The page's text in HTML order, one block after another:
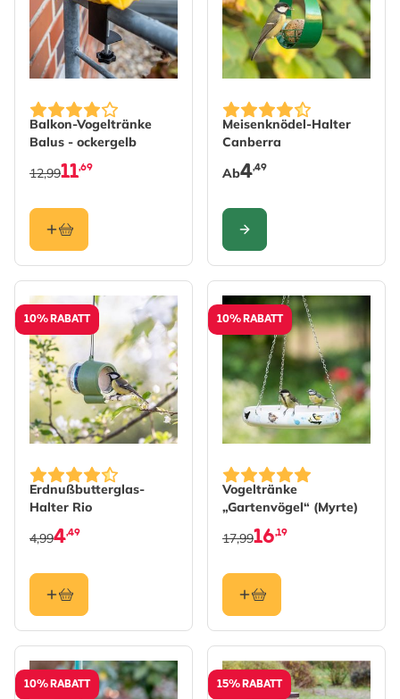
Balkon-Vogeltränke
Balus - ockergelb
11,69
12,99
Meisenknödel-Halter
Canberra
The price depends on the
Ab4,49
KONFIGURIEREN
10% RABATT
Erdnußbutterglas-
Halter Rio
4,49
4,99
10% RABATT
Vogeltränke
„Gartenvögel“ (Myrte)
16,19
17,99
10% RABATT 15% RABATT